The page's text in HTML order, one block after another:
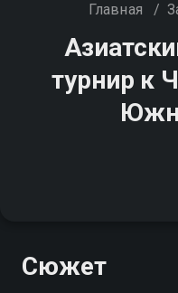
Главная /
турнир к
Сюжет